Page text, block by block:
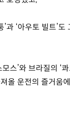
’과 ‘아우토 빌트’
스’와 브라질의 ‘
올 운전의 즐거움